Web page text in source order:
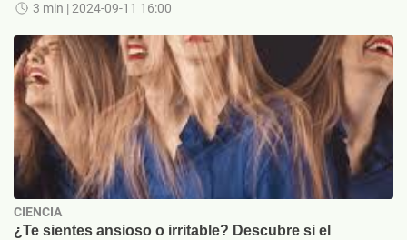
3 min | 2024-09-11 16:00
CIENCIA
¿Te sientes ansioso o irritable? Descubre si el